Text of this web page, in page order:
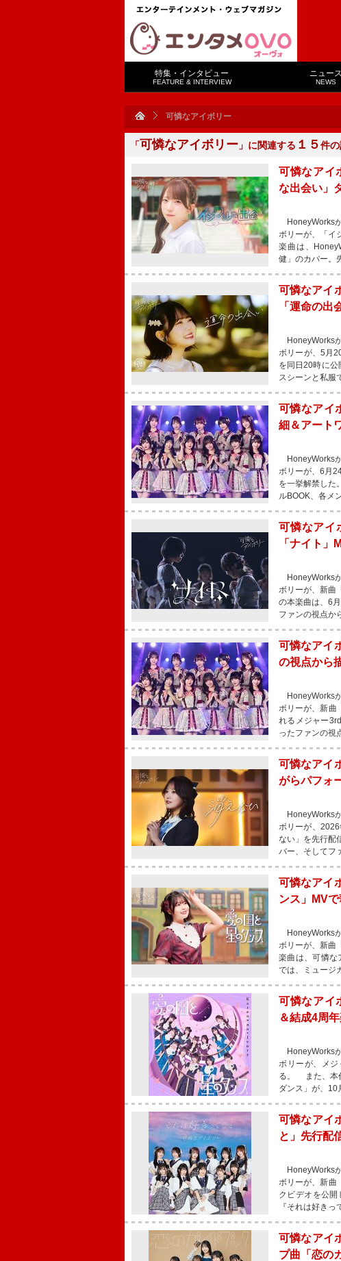
特集・インタビュー
FEATURE & INTERVIEW
ニュース
NEWS
可憐なアイボリー
「可憐なアイボリー 」に関連する １５件
可憐なアイ
な出会い」
HoneyWorks
ボリーが、「イ
楽曲は、
健」のカバー。
可憐なアイ
「運命の出
HoneyWorks
ボリーが、5月
を同日20時に
スシーンと私服
可憐なアイ
細＆アート
HoneyWorks
ボリーが、6月
を一挙解禁した
ルBOOK、各メ
可憐なアイ
「ナイト」
HoneyWorks
ボリーが、新曲
の本楽曲は、6
ファンの視点か
可憐なアイ
の視点から
HoneyWorks
ボリーが、新曲
れるメジャー
ったファンの視
可憐なアイ
がらパフォ
HoneyWorks
ボリーが、
ない」を先行配
バー、そしてフ
可憐なアイ
ンス」MV
HoneyWorks
ボリーが、新曲
楽曲は、可憐
では、ミュージ
可憐なアイ
＆結成4周
HoneyWorks
ボリーが、メ
る。 また、本
ダンス」が、10
可憐なアイ
と」先行配
HoneyWorks
ボリーが、新曲
クビデオを公
『それは好きっ
可憐なアイ
プ曲「恋の